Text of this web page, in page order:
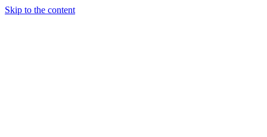
Skip to the content